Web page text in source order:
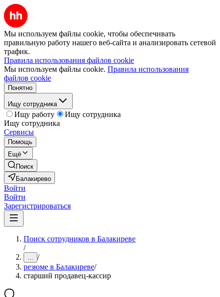
Мы используем файлы cookie, чтобы обеспечивать
правильную работу нашего веб-сайта и анализировать сетевой
трафик.
Правила использования файлов cookie
Мы используем файлы cookie. Правила использования
файлов cookie
Понятно
Ищу сотрудника
Ищу работу
Ищу сотрудника
Ищу сотрудника
Сервисы
Помощь
Ещё
Поиск
Балакирево
Войти
Войти
Зарегистрироваться
Поиск сотрудников в Балакиреве
/
... /
резюме в Балакиреве/
старший продавец-кассир